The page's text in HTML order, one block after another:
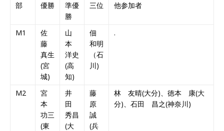
部 優勝
準優
勝
三位 他参加者
M1
佐
藤
真生
(宮
城)
山
本
洋史
(高
知)
佃
和明
（石
川)
.
M2
宮
本
功三
(東
井
田
秀昌
(大
藤
原
誠
(兵
林 友晴(大分)、徳本 康(大
分)、石田 昌之(神奈川)